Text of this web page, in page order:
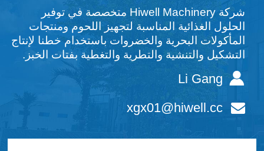
شركة Hiwell Machinery متخصصة في توفير
الحلول الغذائية المناسبة لتجهيز اللحوم ومنتجات
المأكولات البحرية والخضروات باستخدام خطنا لإنتاج
التشكيل والتنشية والتطرية والتغطية بفتات الخبز.
Li Gang
xgx01@hiwell.cc